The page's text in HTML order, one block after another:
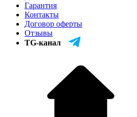
Гарантия
Контакты
Договор оферты
Отзывы
TG-канал